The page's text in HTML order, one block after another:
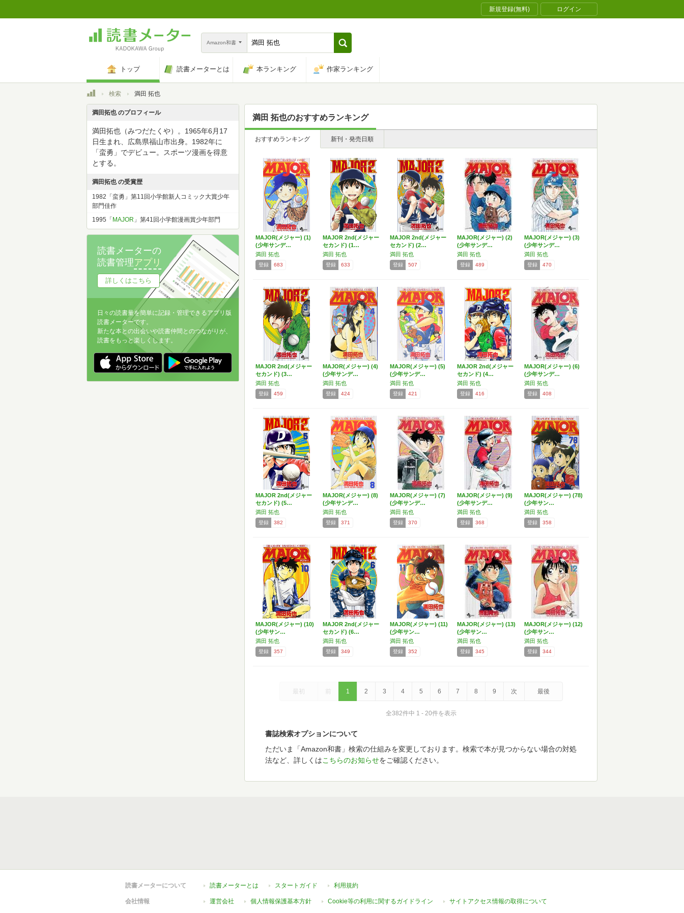
新規登録(無料) ログイン
Amazon和書
トップ 読書メーターとは 本ランキング 作家ランキング
トップ検索 満田 拓也
満田 拓也のおすすめランキング
おすすめランキング 新刊・発売日順
MAJOR(メジャー) (1)
(少年サンデ…
満田 拓也
登録 683
MAJOR 2nd(メジャー
セカンド) (1…
満田 拓也
登録 633
MAJOR 2nd(メジャー
セカンド) (2…
満田 拓也
登録 507
MAJOR(メジャー) (2)
(少年サンデ…
満田 拓也
登録 489
MAJOR(メジャー) (3)
(少年サンデ…
満田 拓也
登録 470
MAJOR 2nd(メジャー
セカンド) (3…
満田 拓也
登録 459
MAJOR(メジャー) (4)
(少年サンデ…
満田 拓也
登録 424
MAJOR(メジャー) (5)
(少年サンデ…
満田 拓也
登録 421
MAJOR 2nd(メジャー
セカンド) (4…
満田 拓也
登録 416
MAJOR(メジャー) (6)
(少年サンデ…
満田 拓也
登録 408
MAJOR 2nd(メジャー
セカンド) (5…
満田 拓也
登録 382
MAJOR(メジャー) (8)
(少年サンデ…
満田 拓也
登録 371
MAJOR(メジャー) (7)
(少年サンデ…
満田 拓也
登録 370
MAJOR(メジャー) (9)
(少年サンデ…
満田 拓也
登録 368
MAJOR(メジャー) (78)
(少年サン…
満田 拓也
登録 358
MAJOR(メジャー) (10)
(少年サン…
満田 拓也
登録 357
MAJOR 2nd(メジャー
セカンド) (6…
満田 拓也
登録 349
MAJOR(メジャー) (11)
(少年サン…
満田 拓也
登録 352
MAJOR(メジャー) (13)
(少年サン…
満田 拓也
登録 345
MAJOR(メジャー) (12)
(少年サン…
満田 拓也
登録 344
最初 前 1 2 3 4 5 6 7 8 9 次 最後
全382件中 1 - 20件を表示
書誌検索オプションについて
ただいま「Amazon和書」検索の仕組みを変更しております。検索で本が見つからない場合の対処
法など、詳しくはこちらのお知らせをご確認ください。
満田拓也 のプロフィール
満田拓也（みつだたくや）。1965年6月17
日生まれ、広島県福山市出身。1982年に
「蛮勇」でデビュー。スポーツ漫画を得意
とする。
満田拓也 の受賞歴
1982「蛮勇」第11回小学館新人コミック大賞少年
部門佳作
1995「 MAJOR 」第41回小学館漫画賞少年部門
読書メーターの
読書管理アプリ
詳しくはこちら
日々の読書量を簡単に記録・管理できるアプリ版
読書メーターです。
新たな本との出会いや読書仲間とのつながりが、
読書をもっと楽しくします。
読書メーターについて 読書メーターとは スタートガイド 利用規約
会社情報 運営会社 個人情報保護基本方針 Cookie等の利用に関するガイドライン サイトアクセス情報の取得について